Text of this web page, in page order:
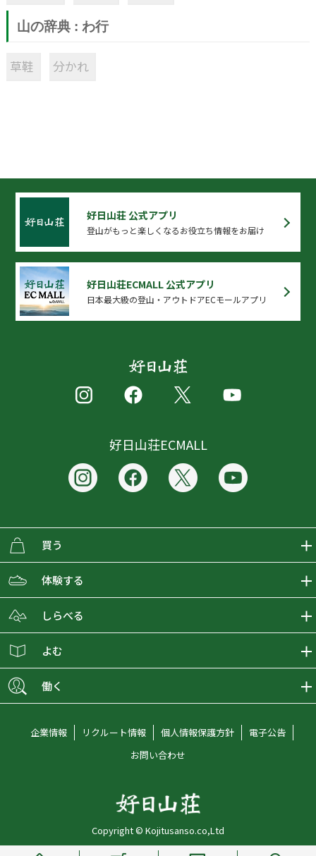
山の辞典 : わ行
草鞋 分かれ
好日山荘 公式アプリ
登山がもっと楽しくなるお役立ち情報をお届け
好日山荘ECMALL 公式アプリ
日本最大級の登山・アウトドアECモールアプリ
好日山荘ECMALL
買う
ECMALLの商品をさがす
取り扱いブランド一覧
ショップブログ
会員募集
体験する
おとな女子登山部
グラビティリサーチ
しらべる
登山レポート
オンラインコンシェルジュ
よむ
働く
アルバイト採用情報
社員メッセージ
企業情報 リクルート情報 個人情報保護方針
電子公告
お問い合わせ
Copyright © Kojitusanso.co,Ltd